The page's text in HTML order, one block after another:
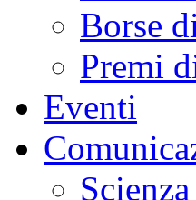
Borse
Premi
Eventi